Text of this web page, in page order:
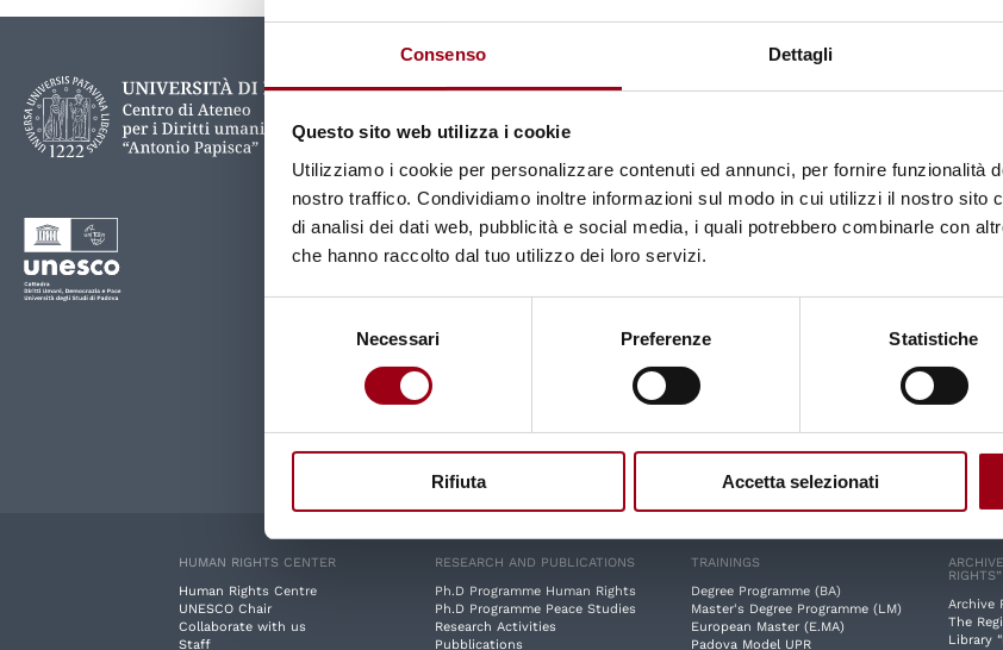
Consenso Dettagli
Questo sito web utilizza i cookie
Utilizziamo i cookie per personalizzare contenuti ed annunci, per fornire funzionalità
nostro traffico. Condividiamo inoltre informazioni sul modo in cui utilizzi il nostro sito
di analisi dei dati web, pubblicità e social media, i quali potrebbero combinarle con
che hanno raccolto dal tuo utilizzo dei loro servizi.
Necessari Preferenze Statistiche
Rifiuta Accetta selezionati
Università degli Studi di Padova
Complesso Universitario
Via Beato Pellegrino, 28 - 35137 Padova
Tel 049 827 1816 / 1817
centro.dirittiumani@unipd.it
HUMAN RIGHTS CENTER
Human Rights Centre
UNESCO Chair
Collaborate with us
Staff
RESEARCH AND PUBLICATIONS
Ph.D Programme Human Rights
Ph.D Programme Peace Studies
Research Activities
Pubblications
TRAININGS
Degree Programme (BA)
Master's Degree Programme (LM)
European Master (E.MA)
Padova Model UPR
RIGHTS”
Archive
The
Library